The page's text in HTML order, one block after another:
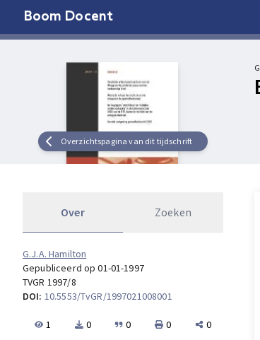
Boom Docent
Overzichtspagina van dit tijdschrift
Over Zoeken
G.J.A. Hamilton
Gepubliceerd op 01-01-1997
TVGR 1997/8
DOI: 10.5553/TvGR/1997021008001
1 0 0 0 0